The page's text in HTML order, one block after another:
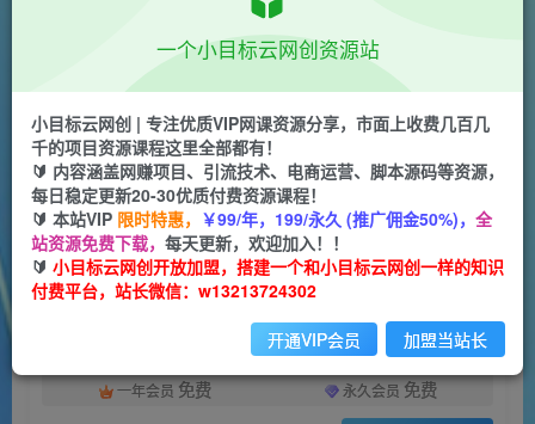
会员免费 正文
AI绘画课程-零基础入门-ai掘金
一个小目标云网创
2年前发布
AI绘画课程-零基础入门-ai掘金
此内容为付费资源，请付费后查看
9.9 限时特惠
云币99
一年会员 免费 永久会员 免费
付费资源
一个小目标云网创资源站
小目标云网创 | 专注优质VIP网课资源分享，市面上收费几百几
千的项目资源课程这里全部都有！
🔰 内容涵盖网赚项目、引流技术、电商运营、脚本源码等资源，
每日稳定更新20-30优质付费资源课程！
🔰 本站VIP 限时特惠， ￥99/年，199/永久 (推广佣金50%)， 全
站资源免费下载， 每天更新，欢迎加入！！
🔰 小目标云网创开放加盟，搭建一个和小目标云网创一样的知识
付费平台，站长微信：w13213724302
开通VIP会员 加盟当站长